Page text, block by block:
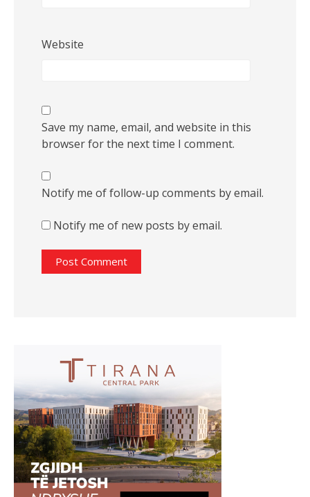
Website
Save my name, email, and website in this
browser for the next time I comment.
Notify me of follow-up comments by email.
Notify me of new posts by email.